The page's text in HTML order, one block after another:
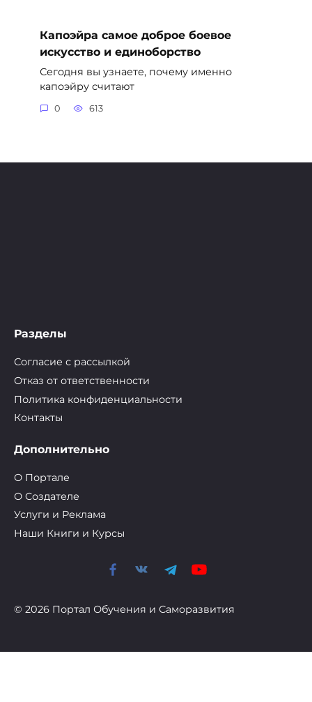
Капоэйра самое доброе боевое
искусство и единоборство
Сегодня вы узнаете, почему именно
капоэйру считают
0 613
Разделы
Согласие с рассылкой
Отказ от ответственности
Политика конфиденциальности
Контакты
Дополнительно
О Портале
О Cоздателе
Услуги и Реклама
Наши Книги и Курсы
© 2026 Портал Обучения и Саморазвития